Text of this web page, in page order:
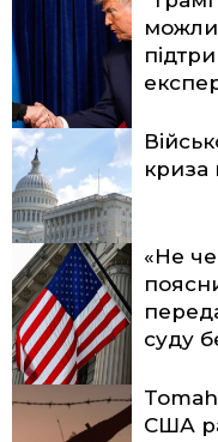
криза
«Не
суду
США